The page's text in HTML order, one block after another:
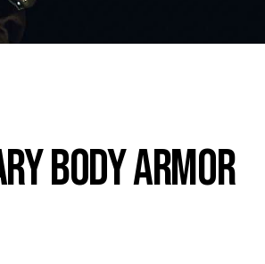
body armor